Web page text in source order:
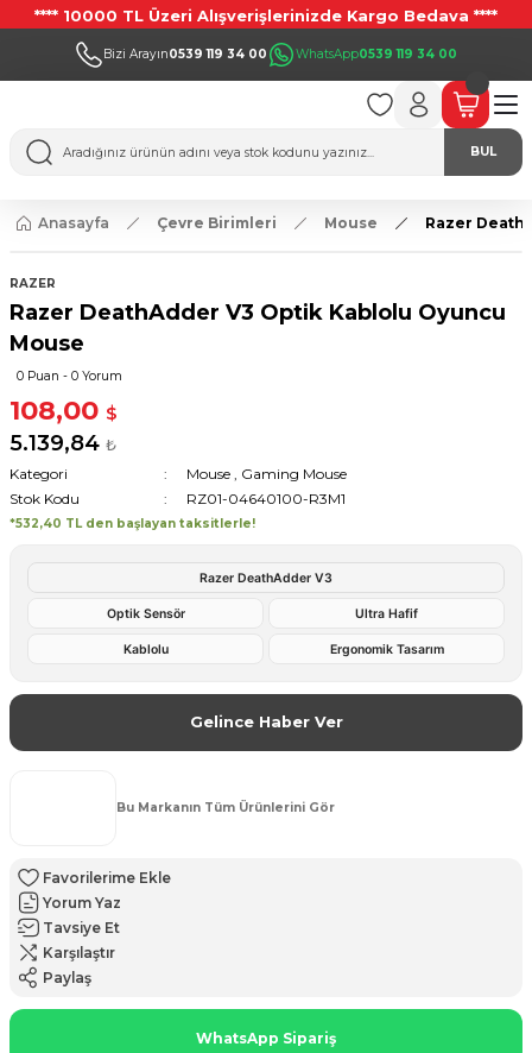
**** 10000 TL Üzeri Alışverişlerinizde Kargo Bedava ****
Bizi Arayın0539 119 34 00 WhatsApp0539 119 34 00
BUL
Anasayfa Çevre Birimleri Mouse Razer
RAZER
Razer DeathAdder V3 Optik Kablolu Oyuncu
Mouse
0 Puan - 0 Yorum
108,00 $
5.139,84 ₺
Kategori
Mouse , Gaming Mouse
Stok Kodu
RZ01-04640100-R3M1
*532,40 TL den başlayan taksitlerle!
Razer DeathAdder V3
Optik Sensör Ultra Hafif
Kablolu Ergonomik Tasarım
Gelince Haber Ver
Bu Markanın Tüm Ürünlerini Gör
Yorum Yaz
Tavsiye Et
Karşılaştır
Paylaş
WhatsApp Sipariş